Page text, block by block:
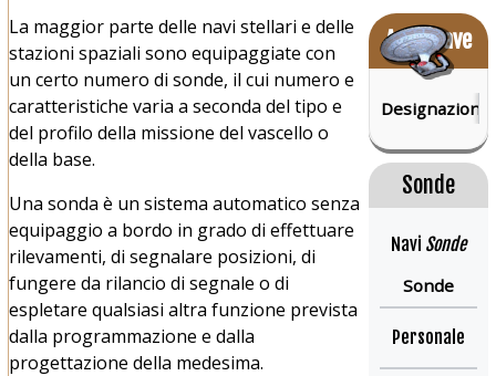
Astronave
Designazione:
Sonde
Navi Sonde
Sonde
Personale
La maggior parte delle navi stellari e delle
stazioni spaziali sono equipaggiate con
un certo numero di sonde, il cui numero e
caratteristiche varia a seconda del tipo e
del profilo della missione del vascello o
della base.
Una sonda è un sistema automatico senza
equipaggio a bordo in grado di effettuare
rilevamenti, di segnalare posizioni, di
fungere da rilancio di segnale o di
espletare qualsiasi altra funzione prevista
dalla programmazione e dalla
progettazione della medesima.